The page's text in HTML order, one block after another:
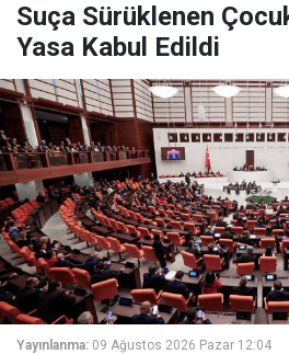
Suça Sürüklenen
Yasa Kabul Edildi
Yayınlanma: 09 Ağustos 2026 Pazar 12:04